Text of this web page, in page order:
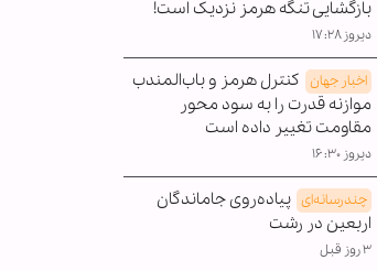
بازگشایی تنگه هرمز نزدیک است!
دیروز ۱۷:۲۸
اخبار جهان کنترل هرمز و باب‌المندب
موازنه قدرت را به سود محور
مقاومت تغییر داده است
دیروز ۱۶:۳۰
چندرسانه‌ای پیاده‌روی جاماندگان
اربعین در رشت
۳ روز قبل